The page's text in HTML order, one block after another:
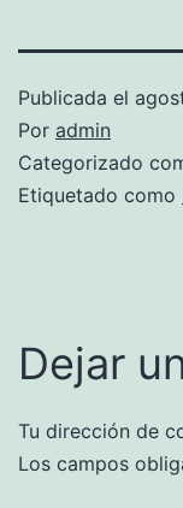
Publicada el
Por admin
Categorizado
Etiquetado como
Dejar
Tu dirección de
Los campos